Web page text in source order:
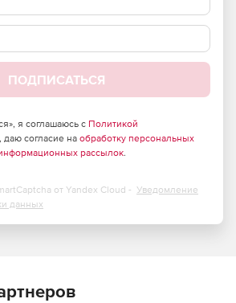
ПОДПИСАТЬСЯ
я соглашаюсь с Политикой
, даю согласие на обработку персональных
рассылок.
от Yandex Cloud - Уведомление
данных